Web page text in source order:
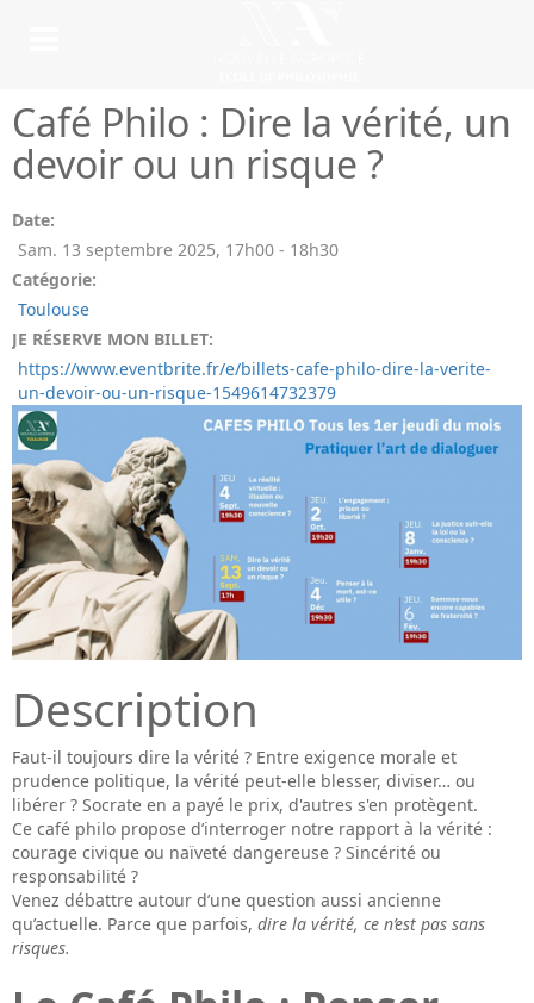
Café Philo : Dire la vérité, un
devoir ou un risque ?
Date:
Sam. 13 septembre 2025, 17h00 - 18h30
Catégorie:
Toulouse
JE RÉSERVE MON BILLET:
https://www.eventbrite.fr/e/billets-cafe-philo-dire-la-verite-
un-devoir-ou-un-risque-1549614732379
Description
Faut-il toujours dire la vérité ? Entre exigence morale et
prudence politique, la vérité peut-elle blesser, diviser… ou
libérer ? Socrate en a payé le prix, d'autres s'en protègent.
Ce café philo propose d’interroger notre rapport à la vérité :
courage civique ou naïveté dangereuse ? Sincérité ou
responsabilité ?
Venez débattre autour d’une question aussi ancienne
qu’actuelle. Parce que parfois, dire la vérité, ce n’est pas sans
risques.